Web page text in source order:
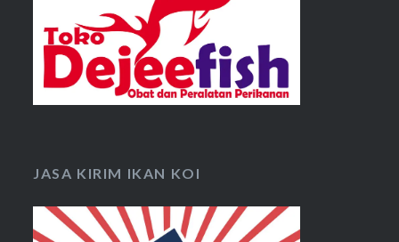
JASA KIRIM IKAN KOI